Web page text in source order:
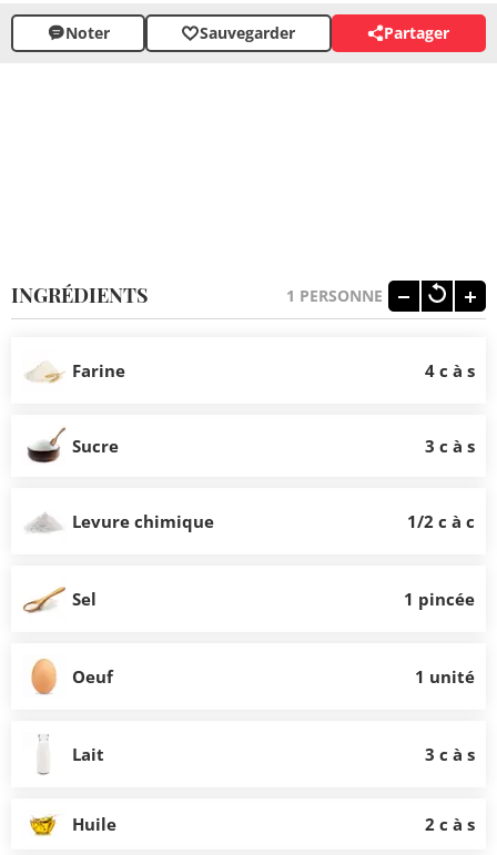
Noter Sauvegarder Partager
INGRÉDIENTS 1 PERSONNE
Farine 4 c à s
Sucre 3 c à s
Levure chimique 1/2 c à c
Sel 1 pincée
Oeuf 1 unité
Lait 3 c à s
Huile 2 c à s